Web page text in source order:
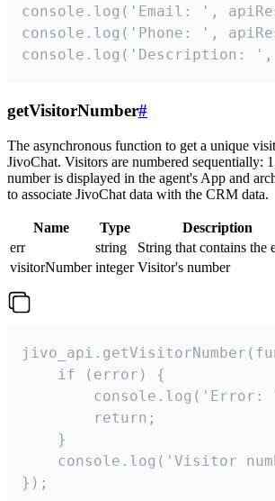
console.log('Email: ',
console.log('Phone: ',
console.log('Description:
getVisitorNumber#
The asynchronous function to get a unique
JivoChat. Visitors are numbered sequentially:
number is displayed in the agent's App and
to associate JivoChat data with the CRM data.
Name Type
Description
err
string
String that contains the
visitorNumber integer Visitor's number
    if (error) {
console.log('Error:
        return;
    }
console.log('Visitor
});